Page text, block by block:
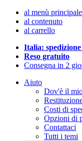
al menù principale
al contenuto
al carrello
Italia:
Reso gratuito
Consegna in 2
Aiuto
Dov'è il
Costi di
Opzioni di
Contattaci
Tutti i temi